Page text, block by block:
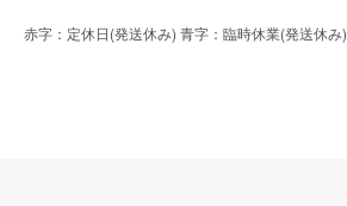
赤字：定休日(発送休み) 青字：臨時休業(発送休み)